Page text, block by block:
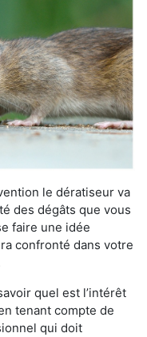
le dératiseur va
des dégâts que vous
faire une idée
confronté dans votre
quel est l’intérêt
tenant compte de
qui doit